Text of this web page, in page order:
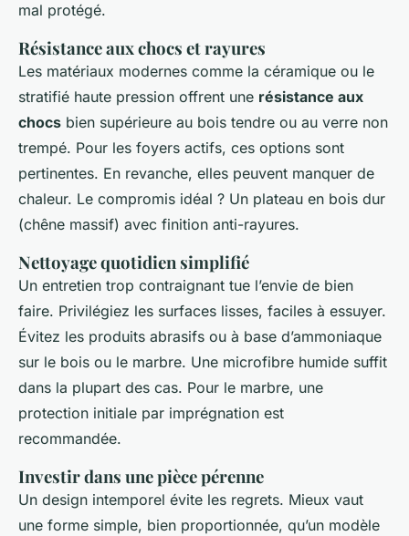
mal protégé.
Résistance aux chocs et rayures
Les matériaux modernes comme la céramique ou le
stratifié haute pression offrent une résistance aux
chocs bien supérieure au bois tendre ou au verre non
trempé. Pour les foyers actifs, ces options sont
pertinentes. En revanche, elles peuvent manquer de
chaleur. Le compromis idéal ? Un plateau en bois dur
(chêne massif) avec finition anti-rayures.
Nettoyage quotidien simplifié
Un entretien trop contraignant tue l’envie de bien
faire. Privilégiez les surfaces lisses, faciles à essuyer.
Évitez les produits abrasifs ou à base d’ammoniaque
sur le bois ou le marbre. Une microfibre humide suffit
dans la plupart des cas. Pour le marbre, une
protection initiale par imprégnation est
recommandée.
Investir dans une pièce pérenne
Un design intemporel évite les regrets. Mieux vaut
une forme simple, bien proportionnée, qu’un modèle